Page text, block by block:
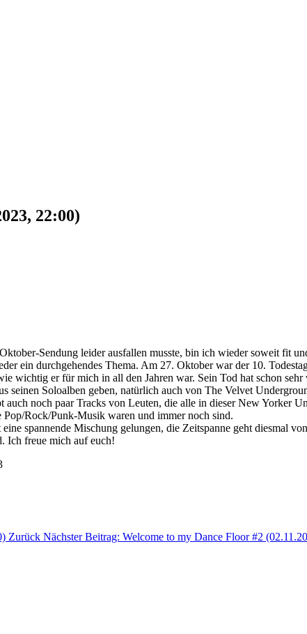
22:00)
Sendung leider ausfallen musste, bin ich wieder soweit fit
ein durchgehendes Thema. Am 27. Oktober war der 10.
wichtig er für mich in all den Jahren war. Sein Tod hat schon
seinen Soloalben geben, natürlich auch von The Velvet
auch noch paar Tracks von Leuten, die alle in dieser New Yorker
Pop/Rock/Punk-Musik waren und immer noch sind.
spannende Mischung gelungen, die Zeitspanne geht diesmal
Ich freue mich auf euch!
Zurück Nächster Beitrag: Welcome to my Dance Floor #2